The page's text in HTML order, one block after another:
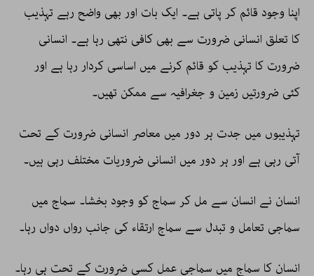
اپنا وجود قائم کر پاتی ہے۔ ایک بات اور بھی واضح رہے تہذیب
کا تعلق انسانی ضرورت سے بھی کافی نتھی رہا ہے۔ انسانی
ضرورت کا تہذیب کو قائم کرنے میں اساسی کردار رہا ہے اور
کئی ضرورتیں زمین و جغرافیہ سے ممکن تھیں۔
تہذیبوں میں جدت ہر دور میں معاصر انسانی ضرورت کے تحت
آتی رہی ہے اور ہر دور میں انسانی ضروریات مختلف رہی ہیں۔
انسان نے انسان سے مل کر سماج کو وجود بخشا۔ سماج میں
سماجی تعامل و تبدل سے سماج ارتقاء کی جانب رواں دواں رہا۔
انسان کا سماج میں سماجی عمل کسی ضرورت کے تحت ہی رہا۔